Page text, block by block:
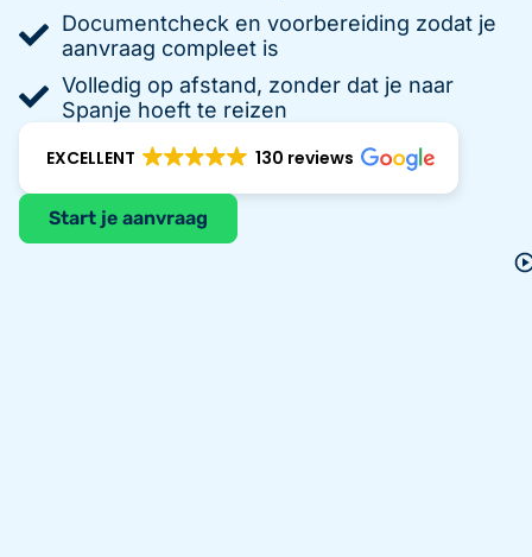
Documentcheck en voorbereiding zodat je
aanvraag compleet is
Volledig op afstand, zonder dat je naar
Spanje hoeft te reizen
EXCELLENT 130 reviews
Start je aanvraag